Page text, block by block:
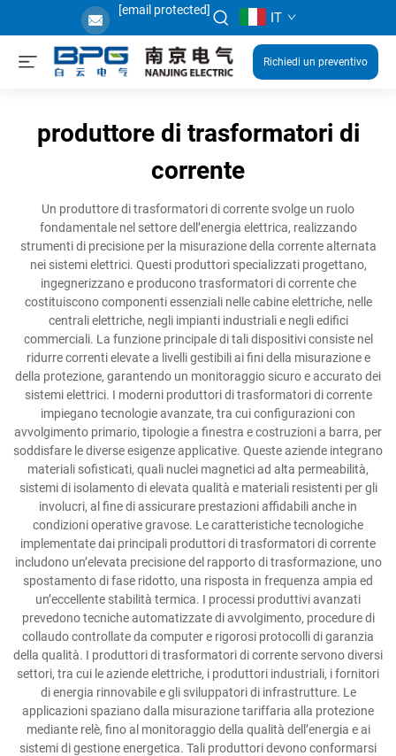
[email protected] IT
Richiedi un preventivo
produttore di trasformatori di
corrente
Un produttore di trasformatori di corrente svolge un ruolo
fondamentale nel settore dell’energia elettrica, realizzando
strumenti di precisione per la misurazione della corrente alternata
nei sistemi elettrici. Questi produttori specializzati progettano,
ingegnerizzano e producono trasformatori di corrente che
costituiscono componenti essenziali nelle cabine elettriche, nelle
centrali elettriche, negli impianti industriali e negli edifici
commerciali. La funzione principale di tali dispositivi consiste nel
ridurre correnti elevate a livelli gestibili ai fini della misurazione e
della protezione, garantendo un monitoraggio sicuro e accurato dei
sistemi elettrici. I moderni produttori di trasformatori di corrente
impiegano tecnologie avanzate, tra cui configurazioni con
avvolgimento primario, tipologie a finestra e costruzioni a barra, per
soddisfare le diverse esigenze applicative. Queste aziende integrano
materiali sofisticati, quali nuclei magnetici ad alta permeabilità,
sistemi di isolamento di elevata qualità e materiali resistenti per gli
involucri, al fine di assicurare prestazioni affidabili anche in
condizioni operative gravose. Le caratteristiche tecnologiche
implementate dai principali produttori di trasformatori di corrente
includono un’elevata precisione del rapporto di trasformazione, uno
spostamento di fase ridotto, una risposta in frequenza ampia ed
un’eccellente stabilità termica. I processi produttivi avanzati
prevedono tecniche automatizzate di avvolgimento, procedure di
collaudo controllate da computer e rigorosi protocolli di garanzia
della qualità. I produttori di trasformatori di corrente servono diversi
settori, tra cui le aziende elettriche, i produttori industriali, i fornitori
di energia rinnovabile e gli sviluppatori di infrastrutture. Le
applicazioni spaziano dalla misurazione tariffaria alla protezione
mediante relè, fino al monitoraggio della qualità dell’energia e ai
sistemi di gestione energetica. Tali produttori devono conformarsi